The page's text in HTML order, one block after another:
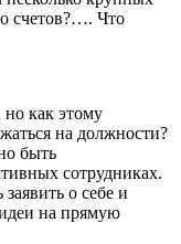
счетов?…. Что
но как этому
на должности?
быть
сотрудниках.
о себе и
на прямую